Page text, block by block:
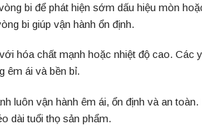
bi để phát hiện sớm dấu hiệu mòn
bi giúp vận hành ổn định.
hóa chất mạnh hoặc nhiệt độ cao.
êm ái và bền bỉ.
luôn vận hành êm ái, ổn định và an
dài tuổi thọ sản phẩm.